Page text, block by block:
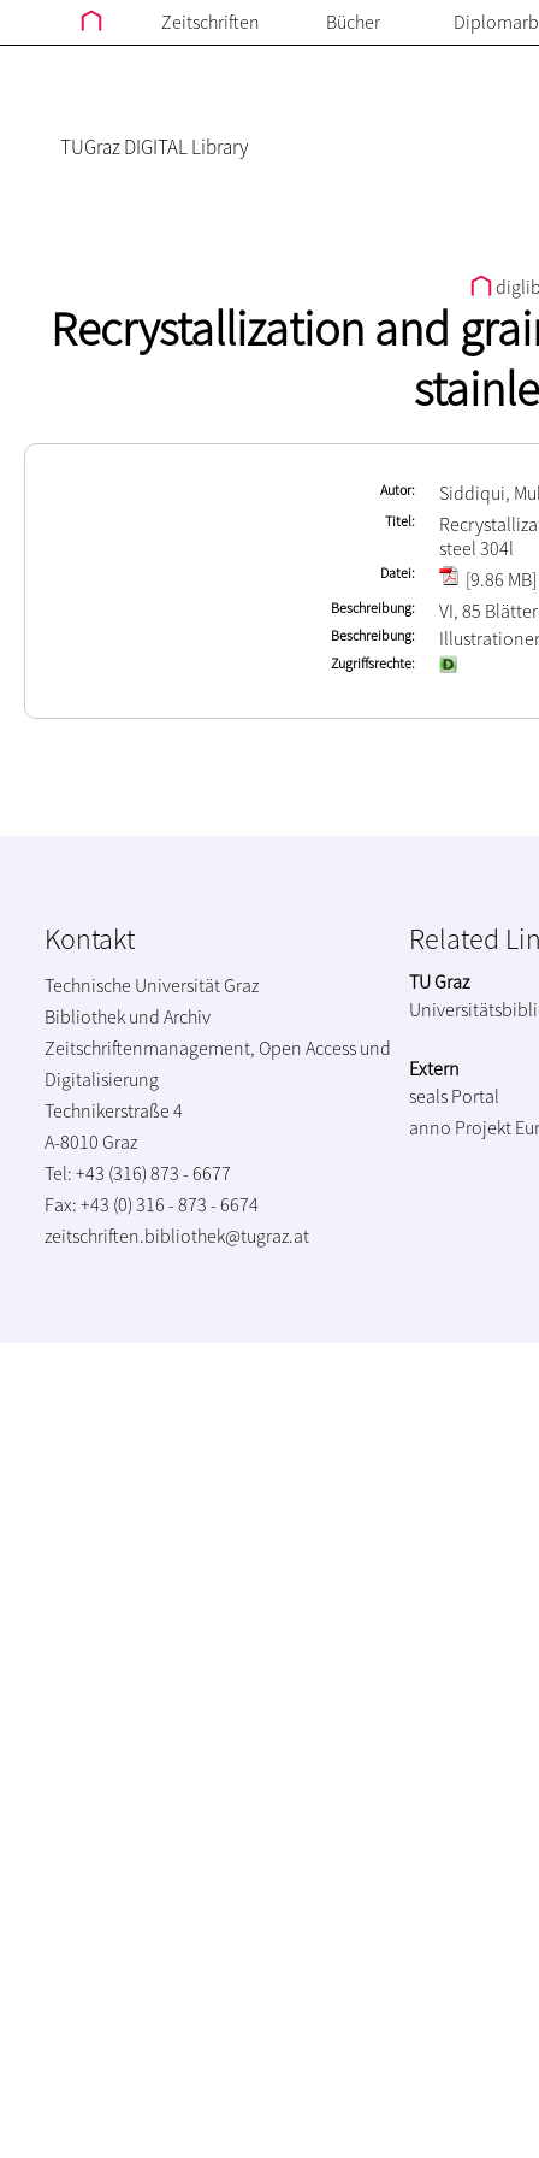
Zeitschriften Bücher
TUGraz DIGITAL Library
Recrystallization and
Autor Siddiqui,
Titel
steel 304l
Datei [9.86 MB]
Beschreibung VI, 85 Blätter
Beschreibung
Zugriffsrechte
Kontakt
Technische Universität Graz
Bibliothek und Archiv
Zeitschriftenmanagement, Open Access und
Digitalisierung
Technikerstraße 4
A-8010 Graz
Tel: +43 (316) 873 - 6677
Fax: +43 (0) 316 - 873 - 6674
zeitschriften.bibliothek@tugraz.at
Related
TU Graz
Extern
seals Portal
anno Projekt